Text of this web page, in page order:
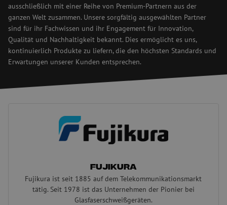
ausschließlich mit einer Reihe von Premium-Partnern aus der
ganzen Welt zusammen. Unsere sorgfältig ausgewählten Partner
sind für ihr Fachwissen und ihr Engagement für Innovation,
Qualität und Nachhaltigkeit bekannt. Dies ermöglicht es uns,
kontinuierlich Produkte zu liefern, die den höchsten Standards und
Erwartungen unserer Kunden entsprechen.
Fujikura
Fujikura ist seit 1885 auf dem Telekommunikationsmarkt
tätig. Seit 1978 ist das Unternehmen der Pionier bei
Glasfaserschweißgeräten.